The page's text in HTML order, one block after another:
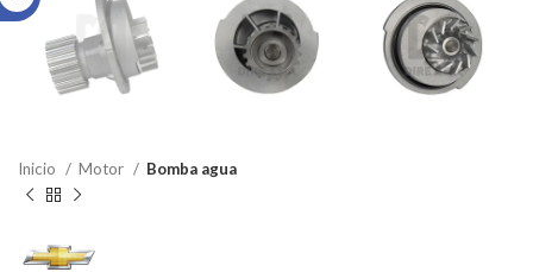
Inicio Motor Bomba agua